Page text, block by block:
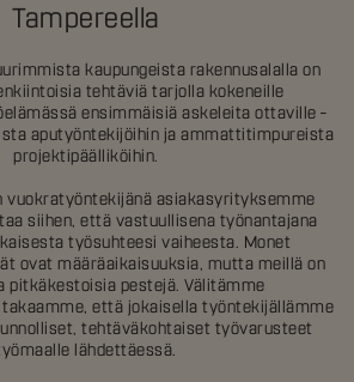
Tampereella
kaupungeista rakennusalalla on
tehtäviä tarjolla kokeneille
ensimmäisiä askeleita ottaville –
aputyöntekijöihin ja ammattitimpureista
projektipäälliköihin.
vuokratyöntekijänä asiakasyrityksemme
siihen, että vastuullisena työnantajana
työsuhteesi vaiheesta. Monet
ovat määräaikaisuuksia, mutta meillä on
pitkäkestoisia pestejä. Välitämme
että jokaisella työntekijällämme
tehtäväkohtaiset työvarusteet
lähdettäessä.